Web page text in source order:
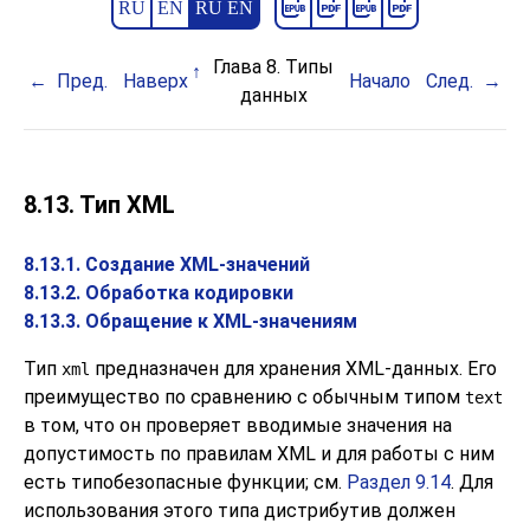
RU EN RU EN
Пред. Наверх
Глава 8. Типы
данных
Начало След.
8.13. Тип XML
8.13.1. Создание XML-значений
8.13.2. Обработка кодировки
8.13.3. Обращение к XML-значениям
Тип xml предназначен для хранения XML-данных. Его
преимущество по сравнению с обычным типом text
в том, что он проверяет вводимые значения на
допустимость по правилам XML и для работы с ним
есть типобезопасные функции; см. Раздел 9.14. Для
использования этого типа дистрибутив должен